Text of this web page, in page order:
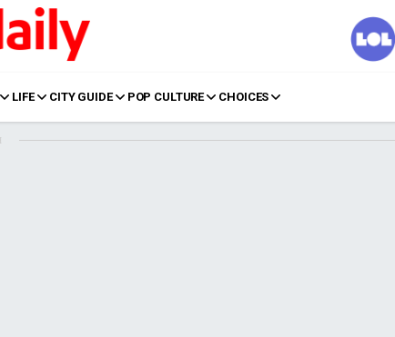
LIFE CITY GUIDE POP CULTURE CHOICES